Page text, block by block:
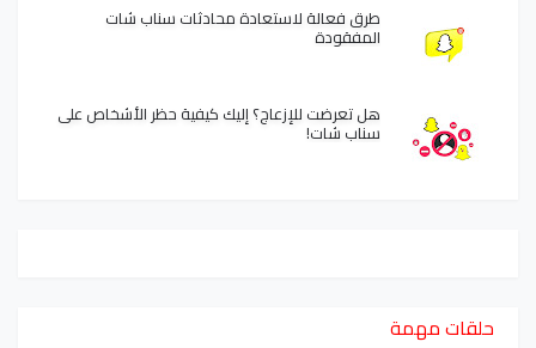
طرق فعالة لاستعادة محادثات سناب شات
المفقودة
هل تعرضت للإزعاج؟ إليك كيفية حظر الأشخاص على
سناب شات!
حلقات مهمة